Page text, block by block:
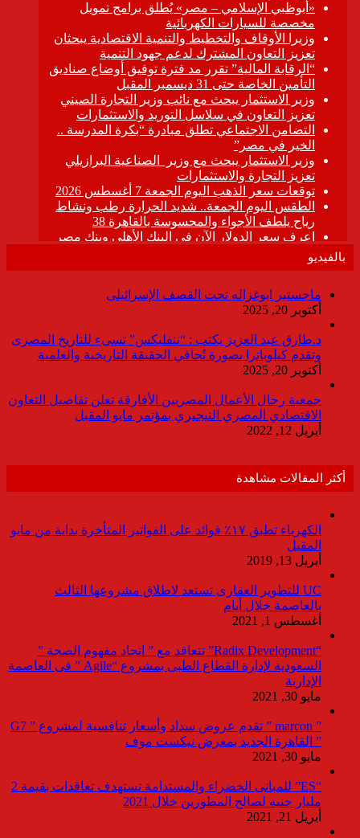
بالفيديو
ماجستير ابوغزاله تحت القصف الإسرائيلى
أكتوبر 20, 2025
د.طارق عبد العزيز يكتب : “نتفليكس” تسىء للتاريخ المصرى
وتقدم كيلوباترا بصورة تُجافي الحقيقة التاريخية والعلمية
أكتوبر 20, 2025
جمعية رجال الأعمال المصريين الأفارقة تعلن تفاصيل التعاون
الاقتصادي المصري النيجيري بمؤتمر مايو المقبل
أبريل 12, 2022
أكثر المقالات مشاهدة
الكهرباء تطبق ١٧٪ فوائد على الفواتير المتأخرة بداية من مايو
المقبل
أبريل 13, 2019
UC للتطوير العقارى تستعد لاطلاق مشروعها الثالث
بالعاصمة خلال أيام
أغسطس 1, 2021
“Radix Development” تتعاقد مع ” اتحاد مفهوم الصحة ”
السعودية لإدارة القطاع الطبى بمشروع “Agile ” فى العاصمة
الإدارية
مايو 30, 2021
” marcon ” تقدم عروض سداد وأسعار تنافسية لمشروع ” G7
” القاهرة الجديد بمعرض نيكست موف
مايو 30, 2021
“ES” للمبانى الخضراء والمستدامة تستهدف تعاقدات بقيمة 2
مليار جنيه لصالح المطورين خلال 2021
أبريل 21, 2021